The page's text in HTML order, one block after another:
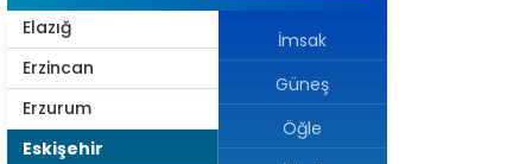
Elazığ
Erzincan
Erzurum
Eskişehir
İmsak
Güneş
Öğle